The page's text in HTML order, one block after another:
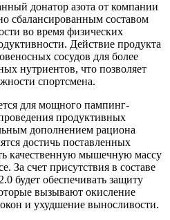
донатор азота от компании
сбалансированным составом
во время физических
Действие продукта
сосудов для более
нутриентов, что позволяет
спортсмена.
для мощного пампинг-
продуктивных
дополнением рациона
достичь поставленных
качественную мышечную массу
За счет присутствия в составе
будет обеспечивать защиту
вызывают окисление
и ухудшение выносливости.